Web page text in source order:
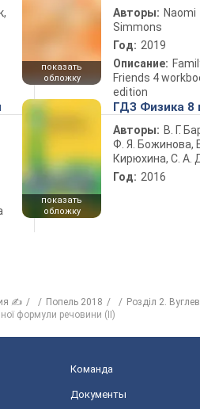
показать
обложку
Авторы: Naomi
Simmons
Год: 2019
Описание:
Friends 4
edition
показать
обложку
ГДЗ Физика 8
Авторы: В. Г.
Ф. Я. Божинова,
Кирюхина, С. А.
Год: 2016
✍ Попель 2018
Розділ 2.
формули речовини (ІІ)
Команда
Документы